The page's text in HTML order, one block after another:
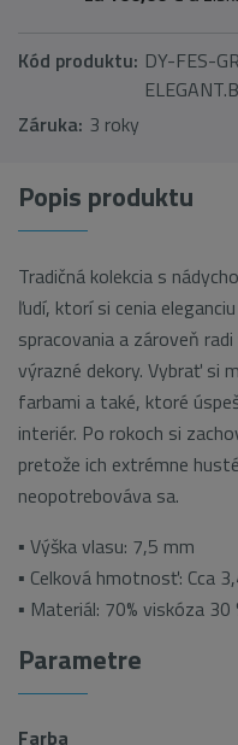
Kód produktu: DY-FES-
Záruka: 3 roky
Popis produktu
Tradičná kolekcia s
ľudí, ktorí si cenia
spracovania a zároveň
výrazné dekory. Vybrať si
farbami a také, ktoré
interiér. Po rokoch si
pretože ich extrémne
neopotrebováva sa.
▪ Výška vlasu: 7,5 mm
▪ Celková hmotnosť: Cca
▪ Materiál: 70% viskóza 30
Parametre
Farba